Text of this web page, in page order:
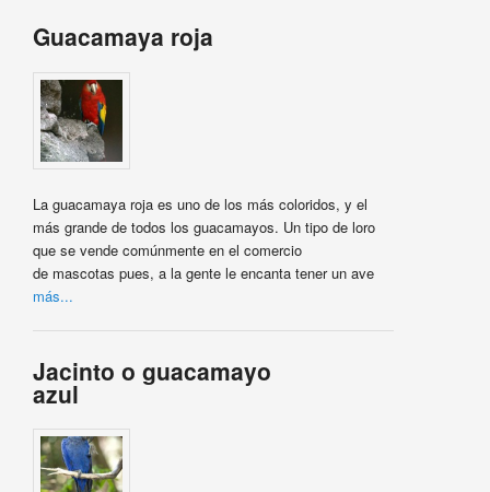
Guacamaya roja
La guacamaya roja es uno de los más coloridos, y el
más grande de todos los guacamayos. Un tipo de loro
que se vende comúnmente en el comercio
de mascotas pues, a la gente le encanta tener un ave
más...
Jacinto o guacamayo
azul